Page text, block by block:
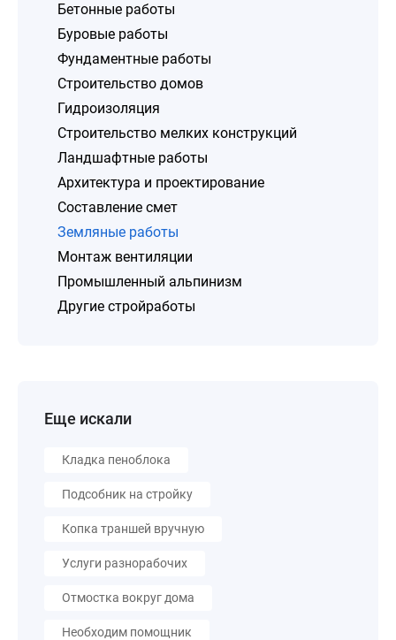
Бетонные работы
Буровые работы
Фундаментные работы
Строительство домов
Гидроизоляция
Строительство мелких конструкций
Ландшафтные работы
Архитектура и проектирование
Составление смет
Земляные работы
Монтаж вентиляции
Промышленный альпинизм
Другие стройработы
Еще искали
Кладка пеноблока
Подсобник на стройку
Копка траншей вручную
Услуги разнорабочих
Отмостка вокруг дома
Необходим помощник